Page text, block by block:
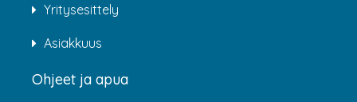
Yritysesittely
Asiakkuus
Ohjeet ja apua